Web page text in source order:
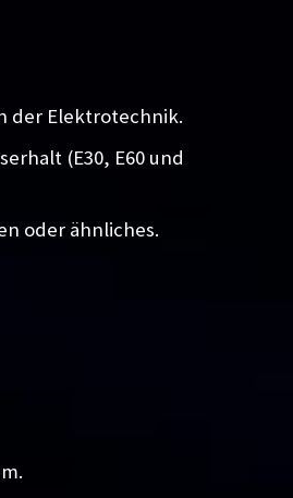
der Elektrotechnik.
(E30, E60 und
oder ähnliches.